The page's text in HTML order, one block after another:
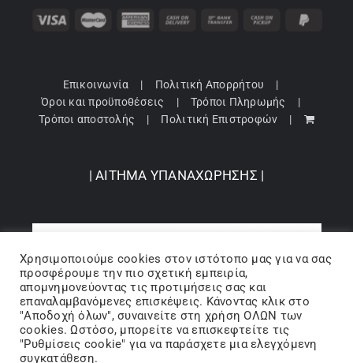
Επικοινωνία
Πολιτική Απορρήτου
Όροι και προϋποθέσεις
Τρόποι Πληρωμής
Τρόποι αποστολής
Πολιτική Επιστροφών
| ΑΙΤΗΜΑ ΥΠΑΝΑΧΩΡΗΣΗΣ |
Copyright 2024 © Barbopoulos store - All Rights Reserved |
Χρησιμοποιούμε cookies στον ιστότοπo μας για να σας
προσφέρουμε την πιο σχετική εμπειρία,
απομνημονεύοντας τις προτιμήσεις σας και
επαναλαμβανόμενες επισκέψεις. Κάνοντας κλικ στο
"Αποδοχή όλων", συναινείτε στη χρήση ΟΛΩΝ των
cookies. Ωστόσο, μπορείτε να επισκεφτείτε τις
"Ρυθμίσεις cookie" για να παράσχετε μια ελεγχόμενη
συγκατάθεση.